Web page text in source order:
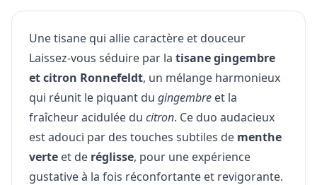
Une tisane qui allie caractère et douceur
Laissez-vous séduire par la tisane gingembre
et citron Ronnefeldt, un mélange harmonieux
qui réunit le piquant du gingembre et la
fraîcheur acidulée du citron. Ce duo audacieux
est adouci par des touches subtiles de menthe
verte et de réglisse, pour une expérience
gustative à la fois réconfortante et revigorante.